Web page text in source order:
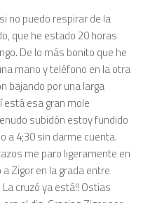
no puedo respirar de la
que he estado 20 horas
De lo más bonito que he
mano y teléfono en la otra
bajando por una larga
está esa gran mole
subidón estoy fundido
a 4;30 sin darme cuenta.
me paro ligeramente en
Zigor en la grada entre
cruzó ya está!! Ostias